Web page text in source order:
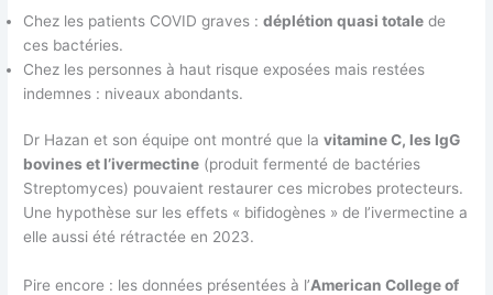
Chez les patients COVID graves :déplétion quasi totale de
ces bactéries.
Chez les personnes à haut risque exposées mais restées
indemnes : niveaux abondants.
Dr Hazan et son équipe ont montré que lavitamine C, les IgG
bovines et l’ivermectine (produit fermenté de bactéries
Streptomyces) pouvaient restaurer ces microbes protecteurs.
Une hypothèse sur les effets « bifidogènes » de l’ivermectine a
elle aussi été rétractée en 2023.
Pire encore : les données présentées à l’American College of